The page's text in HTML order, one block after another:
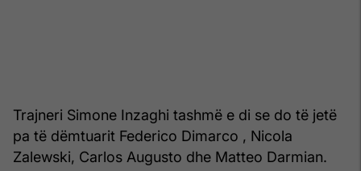
Trajneri Simone Inzaghi tashmë e di se do të jetë
pa të dëmtuarit Federico Dimarco , Nicola
Zalewski, Carlos Augusto dhe Matteo Darmian.